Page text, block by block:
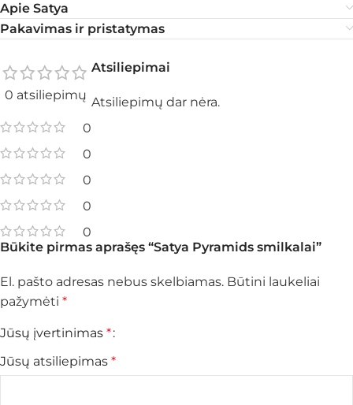
Apie Satya
Pakavimas ir pristatymas
0 atsiliepimų
0
0
0
0
0
Atsiliepimai
Atsiliepimų dar nėra.
Būkite pirmas aprašęs “Satya Pyramids smilkalai”
El. pašto adresas nebus skelbiamas. Būtini laukeliai
pažymėti *
Jūsų įvertinimas *
Jūsų atsiliepimas *